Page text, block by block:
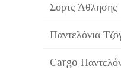
Σορτς Άθλησης
Παντελόνια
Cargo